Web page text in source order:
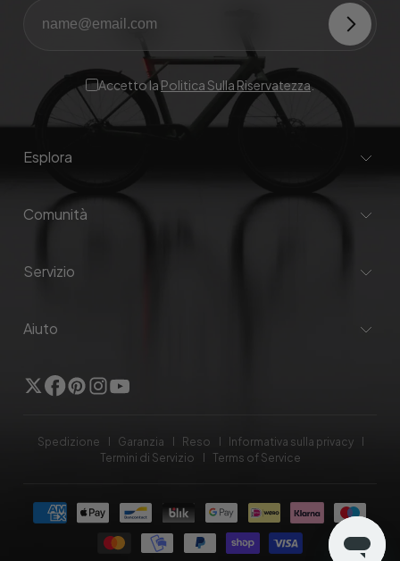
Accetto laPolitica Sulla Riservatezza.
Esplora
Comunità
Servizio
Aiuto
TwitterFacebook
Pinterest
Instagram
YouTube
Spedizione Garanzia Reso
Informativa sulla privacy
Termini di Servizio
Terms of Service
Modalità
di